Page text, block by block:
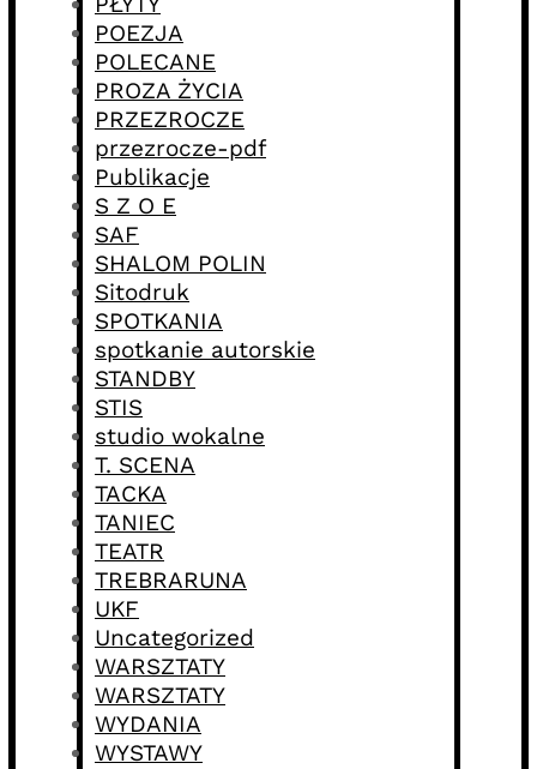
POEZJA
POLECANE
PROZA ŻYCIA
PRZEZROCZE
przezrocze-pdf
Publikacje
S Z O E
SAF
SHALOM POLIN
Sitodruk
SPOTKANIA
spotkanie autorskie
STANDBY
STIS
studio wokalne
T. SCENA
TACKA
TANIEC
TEATR
TREBRARUNA
UKF
Uncategorized
WARSZTATY
WARSZTATY
WYDANIA
WYSTAWY